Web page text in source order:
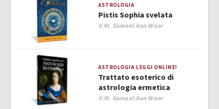
ASTROLOGIA
Pistis Sophia svelata
Author
V.M. Samael Aun Weor
ASTROLOGIA LEGGI ONLINE!
Trattato esoterico di
astrologia ermetica
Author
V.M. Samael Aun Weor